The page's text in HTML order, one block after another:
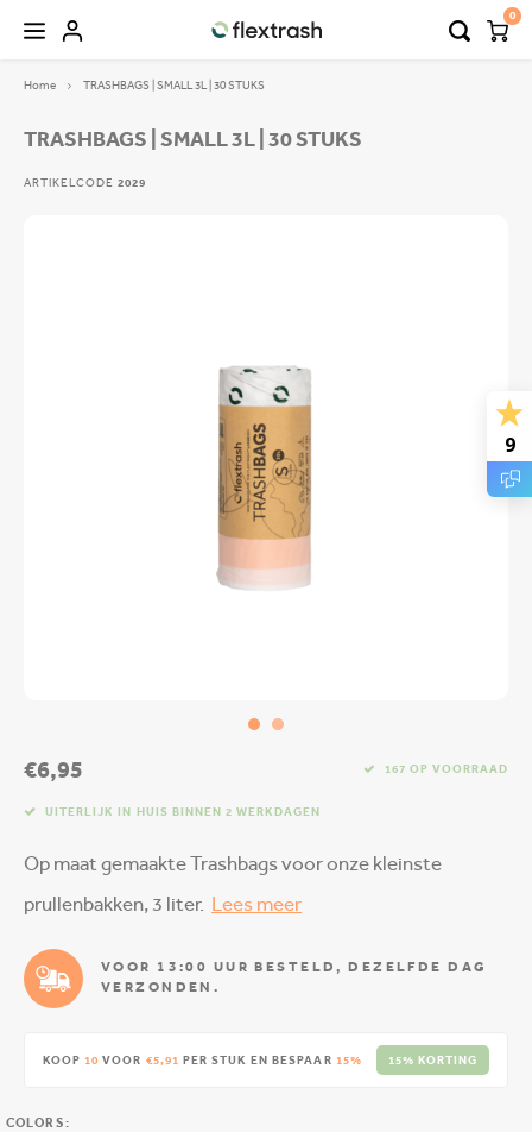
9
FLEXTRASH PRULLENBAKKEN
0
Home TRASHBAGS | SMALL 3L | 30 STUKS
TRASHBAGS | SMALL 3L | 30 STUKS
ARTIKELCODE 2029
€6,95 167 OP VOORRAAD
UITERLIJK IN HUIS BINNEN 2 WERKDAGEN
Op maat gemaakte Trashbags voor onze kleinste
prullenbakken, 3 liter. Lees meer
VOOR 13:00 UUR BESTELD, DEZELFDE DAG
VERZONDEN.
KOOP10 VOOR €5,91 PER STUK EN BESPAAR 15% 15% KORTING
COLORS: